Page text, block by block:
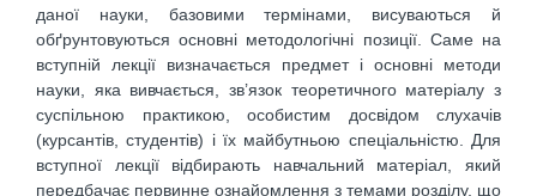
даної науки, базовими термінами, висуваються й
обґрунтовуються основні методологічні позиції. Саме на
вступній лекції визначається предмет і основні методи
науки, яка вивчається, зв’язок теоретичного матеріалу з
суспільною практикою, особистим досвідом слухачів
(курсантів, студентів) і їх майбутньою спеціальністю. Для
вступної лекції відбирають навчальний матеріал, який
передбачає первинне ознайомлення з темами розділу, що